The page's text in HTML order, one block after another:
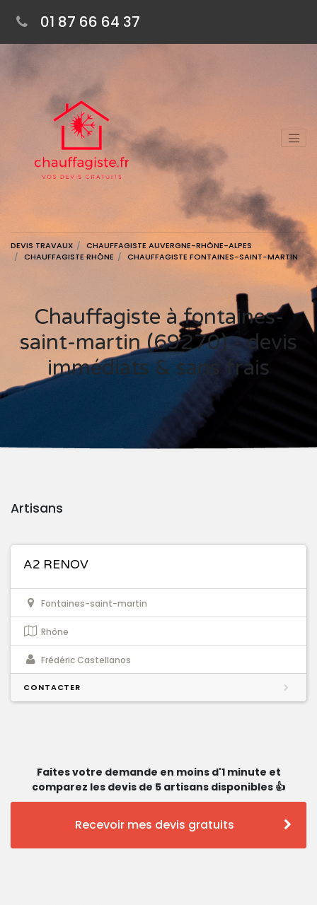
01 87 66 64 37
DEVIS TRAVAUX
CHAUFFAGISTE AUVERGNE-RHÔNE-ALPES
CHAUFFAGISTE RHÔNE
CHAUFFAGISTE FONTAINES-SAINT-MARTIN
Chauffagiste à fontaines-
saint-martin (69270) - devis
immédiats & sans frais
Artisans
A2 RENOV
Fontaines-saint-martin
Rhône
Frédéric Castellanos
CONTACTER
Faites votre demande en moins d'1 minute et
comparez les devis de 5 artisans disponibles 👍
Recevoir mes devis gratuits